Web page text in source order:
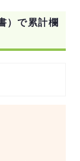
）で累計欄